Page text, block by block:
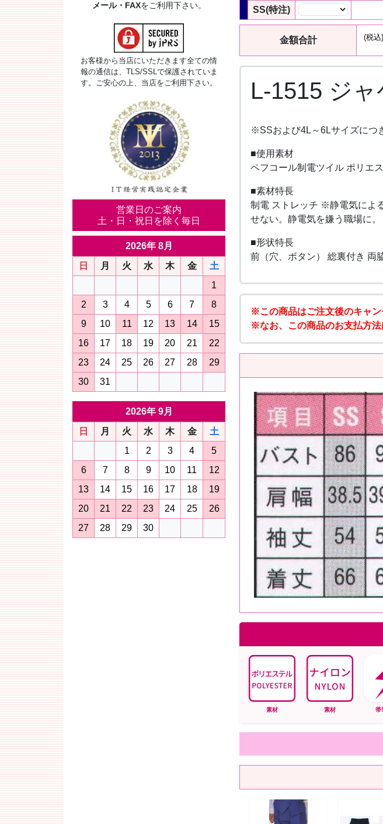
メール・FAXをご利用下さい。
お客様から当店にいただきます全ての情
報の通信は、TLS/SSLで保護されていま
す。ご安心の上、当店をご利用下さい。
営業日のご案内
土・日・祝日を除く毎日
2026年 8月
日
月 火 水 木 金
土
1
2
3 4 5 6 7
8
9
10 11 12 13 14
15
16
17 18 19 20 21
22
23
24 25 26 27 28
29
30
31
2026年 9月
日
月 火 水 木 金
土
1
2 3 4
5
6
7 8 9 10 11
12
13
14 15 16 17 18
19
20
21 22 23 24 25
26
27
28 29 30
SS(特注)
金額合計 (税込)
L-1515 ジャ
※SSおよび4L～6Lサイズにつ
■使用素材
ペフコール制電ツイル ポリエ
■素材特長
制電 ストレッチ ※静電気によ
せない。静電気を嫌う職場に。
■形状特長
前（穴、ボタン） 総裏付き 両
※この商品はご注文後のキャン
※なお、この商品のお支払方法
素材 素材 帯